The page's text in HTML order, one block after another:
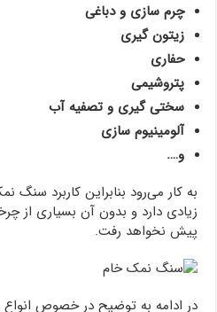
چرم سازی و دباغی
زیتون گیری
حفاری
پتروشیمی
سختی گیری و تصفیه آب
آلومینیوم سازی
و….
به کار می‌رود بنابراین کاربرد سنگ
زیادی دارد و بدون آن بسیاری از
پیش نخواهد رفت.
در ادامه به توضیح در خصوص